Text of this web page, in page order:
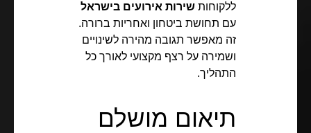
ללקוחות שירות אירועים בישראל
עם תחושת ביטחון ואחריות ברורה.
זה מאפשר תגובה מהירה לשינויים
ושמירה על רצף מקצועי לאורך כל
התהליך.
תיאום מושלם